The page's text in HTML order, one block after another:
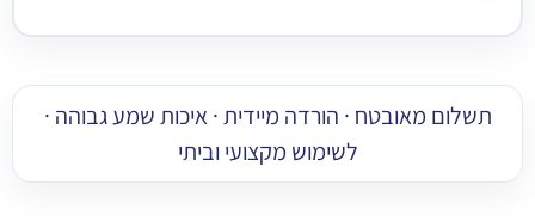
מאובטח · הורדה מיידית · איכות שמע גבוהה ·
לשימוש מקצועי וביתי